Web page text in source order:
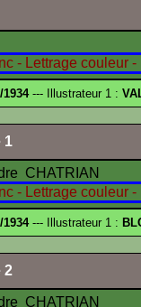
1934--- Illustrateur 1 :
1
CHATRIAN
1934--- Illustrateur 1 :
2
CHATRIAN